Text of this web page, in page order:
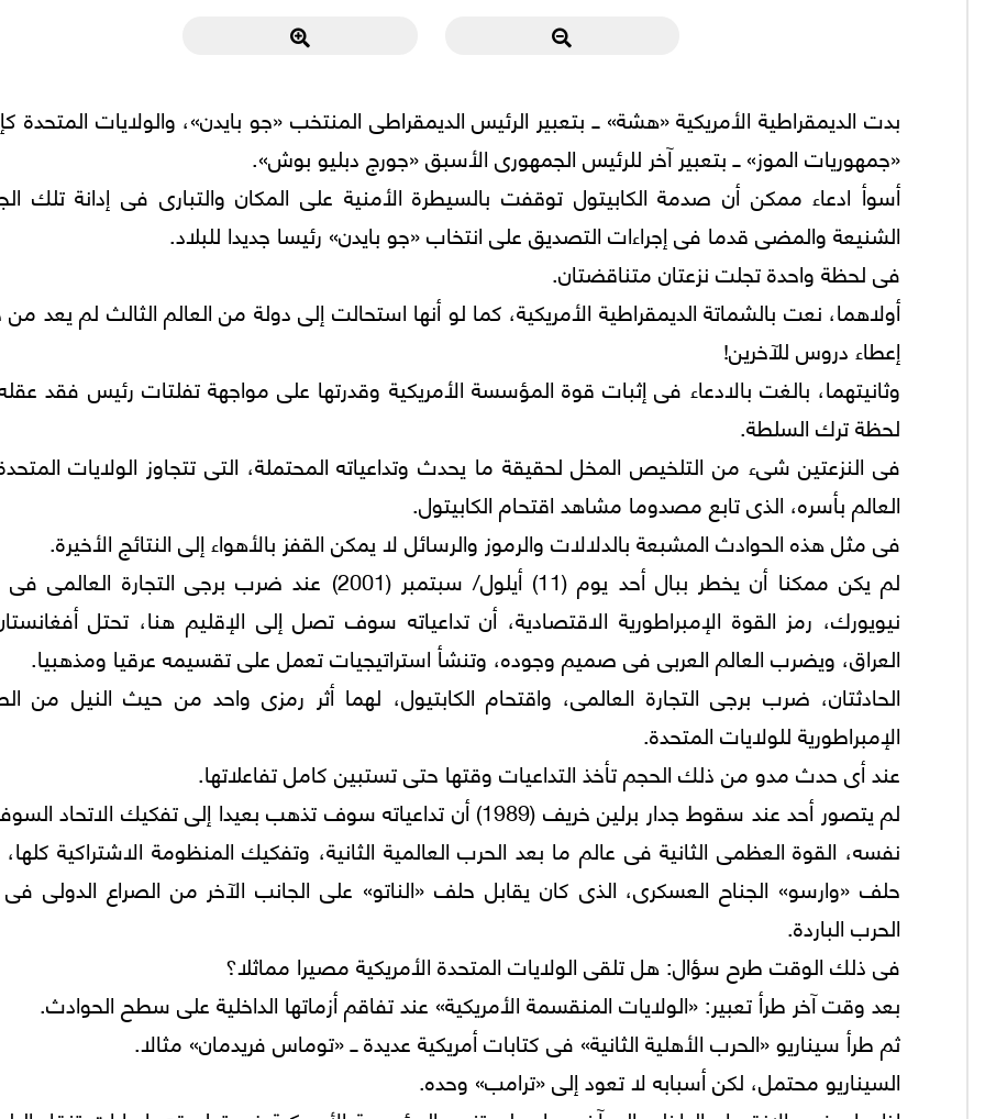
بدت الديمقراطية الأمريكية «هشة» ــ بتعبير الرئيس الديمقراطى المنتخب «جو بايدن»، والولايات المتحدة
«جمهوريات الموز» ــ بتعبير آخر للرئيس الجمهورى الأسبق «جورج دبليو بوش».
أسوأ ادعاء ممكن أن صدمة الكابيتول توقفت بالسيطرة الأمنية على المكان والتبارى فى إدانة تلك
الشنيعة والمضى قدما فى إجراءات التصديق على انتخاب «جو بايدن» رئيسا جديدا للبلاد.
فى لحظة واحدة تجلت نزعتان متناقضتان.
أولاهما، نعت بالشماتة الديمقراطية الأمريكية، كما لو أنها استحالت إلى دولة من العالم الثالث لم يعد
إعطاء دروس للآخرين!
وثانيتهما، بالغت بالادعاء فى إثبات قوة المؤسسة الأمريكية وقدرتها على مواجهة تفلتات رئيس فقد
لحظة ترك السلطة.
فى النزعتين شىء من التلخيص المخل لحقيقة ما يحدث وتداعياته المحتملة، التى تتجاوز الولايات
العالم بأسره، الذى تابع مصدوما مشاهد اقتحام الكابيتول.
فى مثل هذه الحوادث المشبعة بالدلالات والرموز والرسائل لا يمكن القفز بالأهواء إلى النتائج الأخيرة.
لم يكن ممكنا أن يخطر ببال أحد يوم (11) أيلول/ سبتمبر (2001) عند ضرب برجى التجارة
نيويورك، رمز القوة الإمبراطورية الاقتصادية، أن تداعياته سوف تصل إلى الإقليم هنا، تحتل
العراق، ويضرب العالم العربى فى صميم وجوده، وتنشأ استراتيجيات تعمل على تقسيمه عرقيا ومذهبيا.
الحادثتان، ضرب برجى التجارة العالمى، واقتحام الكابتيول، لهما أثر رمزى واحد من حيث النيل من
الإمبراطورية للولايات المتحدة.
عند أى حدث مدو من ذلك الحجم تأخذ التداعيات وقتها حتى تستبين كامل تفاعلاتها.
لم يتصور أحد عند سقوط جدار برلين خريف (1989) أن تداعياته سوف تذهب بعيدا إلى تفكيك الاتحاد
نفسه، القوة العظمى الثانية فى عالم ما بعد الحرب العالمية الثانية، وتفكيك المنظومة الاشتراكية
حلف «وارسو» الجناح العسكرى، الذى كان يقابل حلف «الناتو» على الجانب الآخر من الصراع الدولى
الحرب الباردة.
فى ذلك الوقت طرح سؤال: هل تلقى الولايات المتحدة الأمريكية مصيرا مماثلا؟
بعد وقت آخر طرأ تعبير: «الولايات المنقسمة الأمريكية» عند تفاقم أزماتها الداخلية على سطح الحوادث.
ثم طرأ سيناريو «الحرب الأهلية الثانية» فى كتابات أمريكية عديدة ــ «توماس فريدمان» مثالا.
السيناريو محتمل، لكن أسبابه لا تعود إلى «ترامب» وحده.